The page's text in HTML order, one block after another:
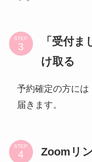
STEP
「受付
け取る
予約確定の方に
届きます。
STEP Zoomリ